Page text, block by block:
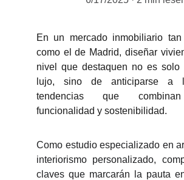
En un mercado inmobiliario tan
como el de Madrid, diseñar
nivel que destaquen no es solo
lujo, sino de anticiparse a
tendencias que
funcionalidad y sostenibilidad.
Como estudio especializado en
interiorismo personalizado,
claves que marcarán la pauta